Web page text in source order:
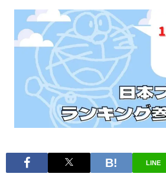
で
読
LINE